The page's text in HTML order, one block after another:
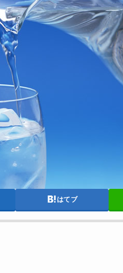
はてブ